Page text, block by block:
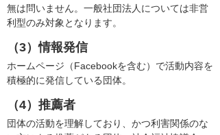
無は問いません。一般社団法人については非営
利型のみ対象となります。
（3）情報発信
ホームページ（Facebookを含む）で活動内容を
積極的に発信している団体。
（4）推薦者
団体の活動を理解しており、かつ利害関係のな